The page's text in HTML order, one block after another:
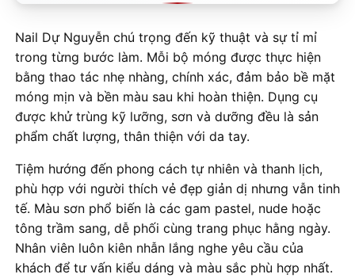
Nail Dự Nguyễn chú trọng đến kỹ thuật và sự tỉ mỉ
trong từng bước làm. Mỗi bộ móng được thực hiện
bằng thao tác nhẹ nhàng, chính xác, đảm bảo bề mặt
móng mịn và bền màu sau khi hoàn thiện. Dụng cụ
được khử trùng kỹ lưỡng, sơn và dưỡng đều là sản
phẩm chất lượng, thân thiện với da tay.
Tiệm hướng đến phong cách tự nhiên và thanh lịch,
phù hợp với người thích vẻ đẹp giản dị nhưng vẫn tinh
tế. Màu sơn phổ biến là các gam pastel, nude hoặc
tông trầm sang, dễ phối cùng trang phục hằng ngày.
Nhân viên luôn kiên nhẫn lắng nghe yêu cầu của
khách để tư vấn kiểu dáng và màu sắc phù hợp nhất.